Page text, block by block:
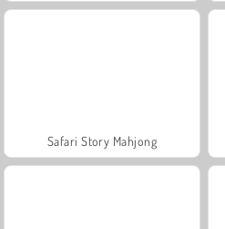
Safari Story Mahjong